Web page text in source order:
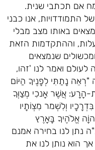
אם תכתבי שנית.
התמודדויות, אנו כבני
באותו מצב מבלי
וההתקדמות הזאת
שנמצאים
ואמר לנו 'זהו,
"רְאֵה נָתַתִּי לְפָנֶיךָ הַיּוֹם
הָרָע: אֲשֶׁר אָנכִי מְצַוְּךָ
וְלִשְׁמר מִצְוֹתָיו
אֱלֹהֶיךָ בָּאָרֶץ
לנו בחירה אמנם
הוא נותן לנו את